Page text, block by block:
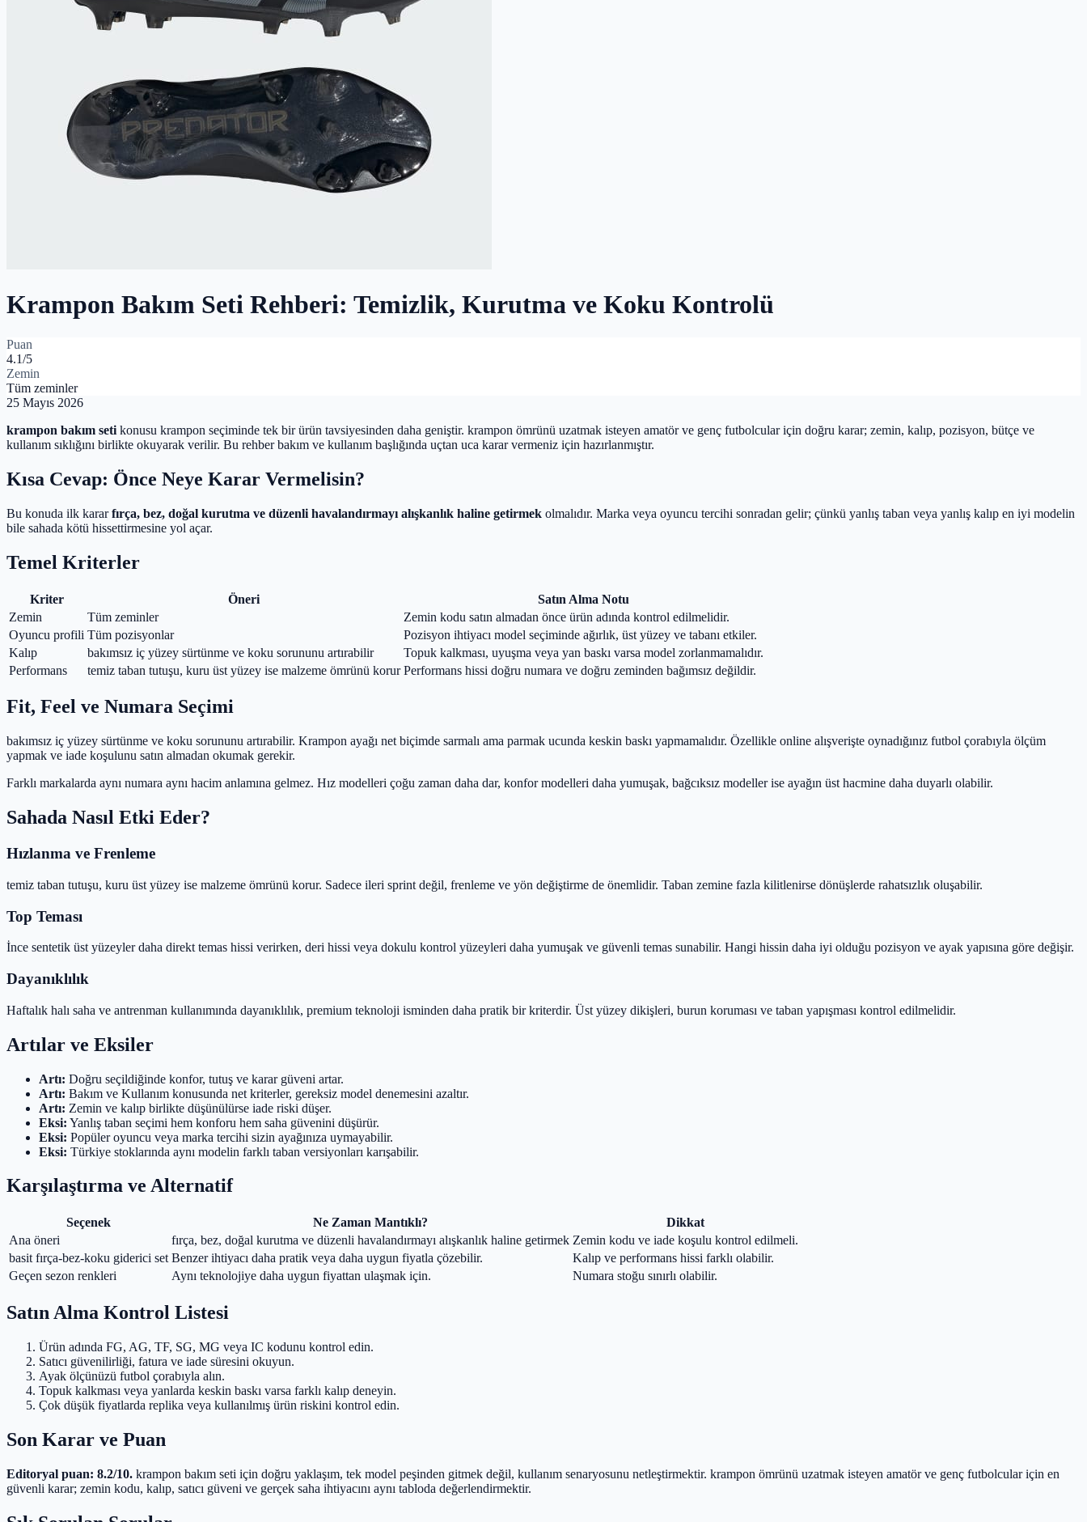
Krampon Bakım Seti Rehberi: Temizlik, Kurutma ve Koku Kontrolü
Puan
4.1/5
Zemin
Tüm zeminler
25 Mayıs 2026
krampon bakım seti konusu krampon seçiminde tek bir ürün tavsiyesinden daha geniştir. krampon ömrünü uzatmak isteyen amatör ve genç futbolcular için doğru karar; zemin, kalıp, pozisyon, bütçe ve
kullanım sıklığını birlikte okuyarak verilir. Bu rehber bakım ve kullanım başlığında uçtan uca karar vermeniz için hazırlanmıştır.
Kısa Cevap: Önce Neye Karar Vermelisin?
Bu konuda ilk kararfırça, bez, doğal kurutma ve düzenli havalandırmayı alışkanlık haline getirmek olmalıdır. Marka veya oyuncu tercihi sonradan gelir; çünkü yanlış taban veya yanlış kalıp en iyi modelin
bile sahada kötü hissettirmesine yol açar.
Temel Kriterler
Kriter Öneri
Satın Alma Notu
Zemin
Tüm zeminler
Zemin kodu satın almadan önce ürün adında kontrol edilmelidir.
Oyuncu profili Tüm pozisyonlar
Pozisyon ihtiyacı model seçiminde ağırlık, üst yüzey ve tabanı etkiler.
Kalıp
bakımsız iç yüzey sürtünme ve koku sorununu artırabilir
Topuk kalkması, uyuşma veya yan baskı varsa model zorlanmamalıdır.
Performans
temiz taban tutuşu, kuru üst yüzey ise malzeme ömrünü korur Performans hissi doğru numara ve doğru zeminden bağımsız değildir.
Fit, Feel ve Numara Seçimi
bakımsız iç yüzey sürtünme ve koku sorununu artırabilir. Krampon ayağı net biçimde sarmalı ama parmak ucunda keskin baskı yapmamalıdır. Özellikle online alışverişte oynadığınız futbol çorabıyla ölçüm
yapmak ve iade koşulunu satın almadan okumak gerekir.
Farklı markalarda aynı numara aynı hacim anlamına gelmez. Hız modelleri çoğu zaman daha dar, konfor modelleri daha yumuşak, bağcıksız modeller ise ayağın üst hacmine daha duyarlı olabilir.
Sahada Nasıl Etki Eder?
Hızlanma ve Frenleme
temiz taban tutuşu, kuru üst yüzey ise malzeme ömrünü korur. Sadece ileri sprint değil, frenleme ve yön değiştirme de önemlidir. Taban zemine fazla kilitlenirse dönüşlerde rahatsızlık oluşabilir.
Top Teması
İnce sentetik üst yüzeyler daha direkt temas hissi verirken, deri hissi veya dokulu kontrol yüzeyleri daha yumuşak ve güvenli temas sunabilir. Hangi hissin daha iyi olduğu pozisyon ve ayak yapısına göre değişir.
Dayanıklılık
Haftalık halı saha ve antrenman kullanımında dayanıklılık, premium teknoloji isminden daha pratik bir kriterdir. Üst yüzey dikişleri, burun koruması ve taban yapışması kontrol edilmelidir.
Artılar ve Eksiler
Artı: Doğru seçildiğinde konfor, tutuş ve karar güveni artar.
Artı: Bakım ve Kullanım konusunda net kriterler, gereksiz model denemesini azaltır.
Artı: Zemin ve kalıp birlikte düşünülürse iade riski düşer.
Eksi: Yanlış taban seçimi hem konforu hem saha güvenini düşürür.
Eksi: Popüler oyuncu veya marka tercihi sizin ayağınıza uymayabilir.
Eksi: Türkiye stoklarında aynı modelin farklı taban versiyonları karışabilir.
Karşılaştırma ve Alternatif
Seçenek Ne Zaman Mantıklı?
Dikkat
Ana öneri
fırça, bez, doğal kurutma ve düzenli havalandırmayı alışkanlık haline getirmek Zemin kodu ve iade koşulu kontrol edilmeli.
basit fırça-bez-koku giderici set Benzer ihtiyacı daha pratik veya daha uygun fiyatla çözebilir.
Kalıp ve performans hissi farklı olabilir.
Geçen sezon renkleri
Aynı teknolojiye daha uygun fiyattan ulaşmak için. Numara stoğu sınırlı olabilir.
Satın Alma Kontrol Listesi
Ürün adında FG, AG, TF, SG, MG veya IC kodunu kontrol edin.
Satıcı güvenilirliği, fatura ve iade süresini okuyun.
Ayak ölçünüzü futbol çorabıyla alın.
Topuk kalkması veya yanlarda keskin baskı varsa farklı kalıp deneyin.
Çok düşük fiyatlarda replika veya kullanılmış ürün riskini kontrol edin.
Son Karar ve Puan
Editoryal puan: 8.2/10. krampon bakım seti için doğru yaklaşım, tek model peşinden gitmek değil, kullanım senaryosunu netleştirmektir. krampon ömrünü uzatmak isteyen amatör ve genç futbolcular için en
güvenli karar; zemin kodu, kalıp, satıcı güveni ve gerçek saha ihtiyacını aynı tabloda değerlendirmektir.